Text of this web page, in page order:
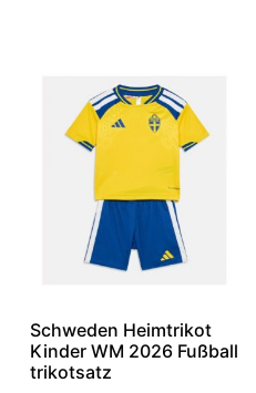
Schweden Heimtrikot
Kinder WM 2026 Fußball
trikotsatz